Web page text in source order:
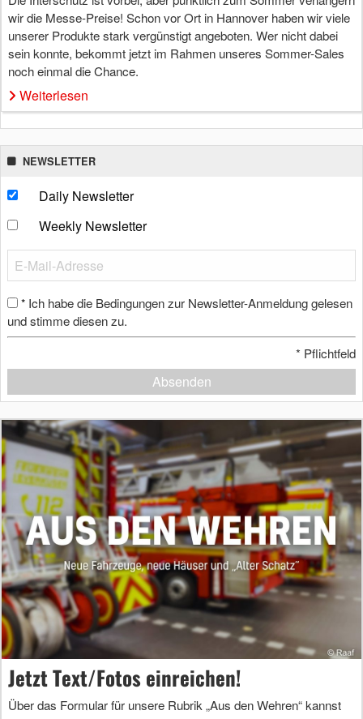
wir die Messe-Preise! Schon vor Ort in Hannover haben wir viele
unserer Produkte stark vergünstigt angeboten. Wer nicht dabei
sein konnte, bekommt jetzt im Rahmen unseres Sommer-Sales
noch einmal die Chance.
Weiterlesen
NEWSLETTER
Daily Newsletter
Weekly Newsletter
* Ich habe die Bedingungen zur Newsletter-Anmeldung gelesen
und stimme diesen zu.
* Pflichtfeld
Absenden
Jetzt Text/Fotos einreichen!
Über das Formular für unsere Rubrik „Aus den Wehren“ kannst